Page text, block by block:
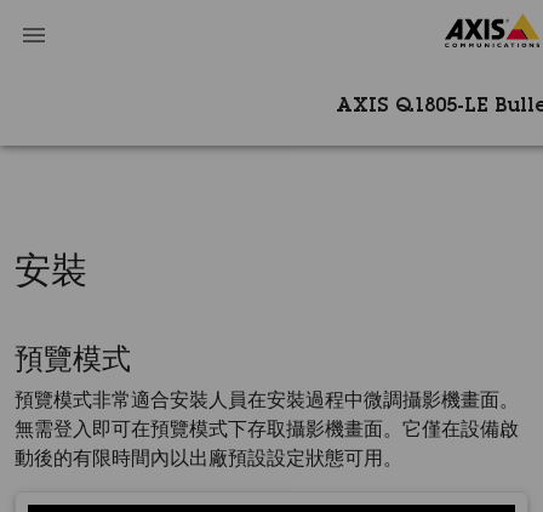
AXIS Q1805-LE
安裝
預覽模式
預覽模式非常適合安裝人員在安裝過程中微調攝影機畫面。
無需登入即可在預覽模式下存取攝影機畫面。它僅在設備啟
動後的有限時間內以出廠預設設定狀態可用。